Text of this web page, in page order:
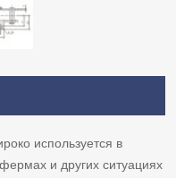
используется в
и других ситуациях